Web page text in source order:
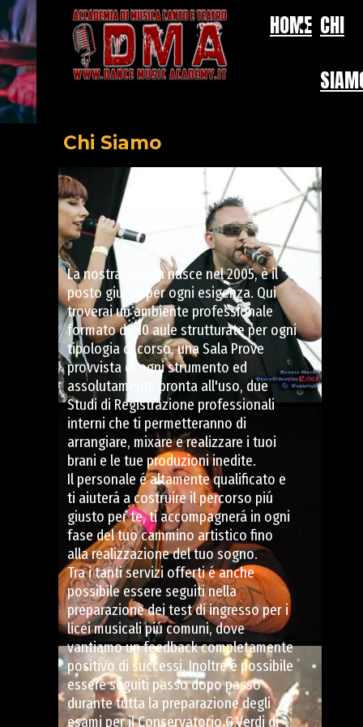
HOME CHI
Chi Siamo
La nostra Scuola nasce nel 2005, è il
posto giusto per ogni esigenza. Qui
troverai un ambiente professionale
formato da 10 aule strutturate per ogni
tipologia di corso, una Sala Prove
provvista di ogni strumento ed
assolutamente pronta all'uso, due
Studi di Registrazione professionali
interni che ti permetteranno di
arrangiare, mixare e realizzare i tuoi
brani e le tue produzioni inedite.
Il personale é altamente qualificato e
ti aiuterá a costruire il percorso piú
giusto per te, ti accompagnerá in ogni
fase del tuo cammino artistico fino
alla realizzazione del tuo sogno.
Tra i tanti servizi offerti é anche
possibile essere seguiti nella
preparazione dei test di ingresso per i
licei musicali piú comuni, dove
vantiamo un feedback completamente
positivo di successi. Inoltre é possibile
essere seguiti passo dopo passo
durante tutta la preparazione degli
esami per il Conservatorio G.Verdi di